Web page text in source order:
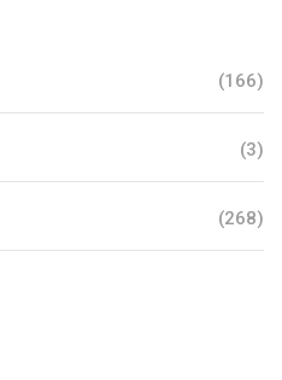
(166)
(3)
(268)